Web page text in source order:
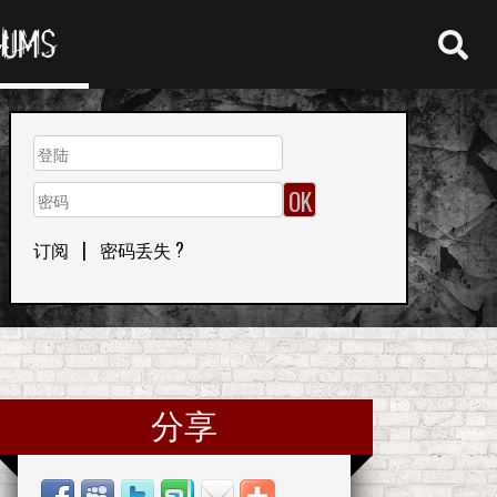
订阅 | 密码丢失 ?
分享